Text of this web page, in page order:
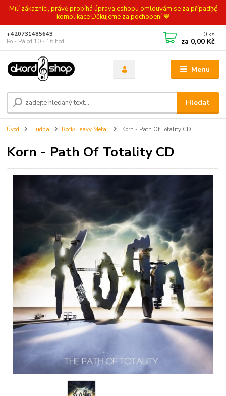
Milí zákazníci, právě probíhá úprava eshopu omlouvám se za případné
komplikace Děkujeme za pochopení 💙
Menu
Hledat
+420731485643
Po - Pá od 10 - 16 hod.
0 ks
za 0,00 Kč
Úvod Hudba Rock/Heavy Metal Korn - Path Of Totality CD
Korn - Path Of Totality CD